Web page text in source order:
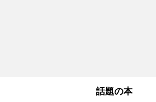
話題の本